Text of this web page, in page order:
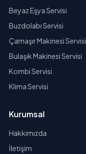
Beyaz Eşya Servisi
Buzdolabı Servisi
Çamaşır Makinesi Servisi
Bulaşık Makinesi Servisi
Kombi Servisi
Klima Servisi
Kurumsal
Hakkımızda
İletişim